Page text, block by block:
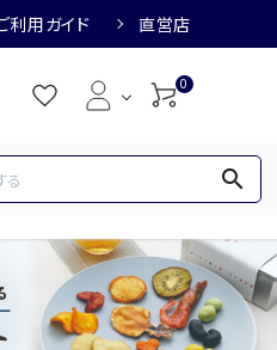
利用ガイド 直営店
0
おすすめ
search